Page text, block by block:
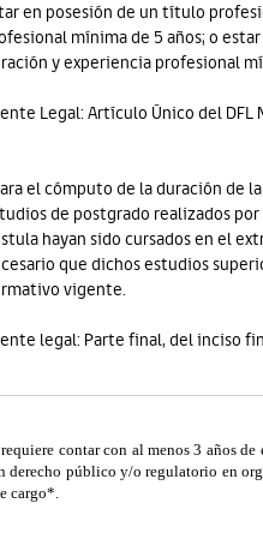
en posesión de un título
mínima de 5 años; o
y experiencia profesional
Legal: Artículo Único del
el cómputo de la duración de
de postgrado realizados
hayan sido cursados en el
que dichos estudios
vigente.
legal: Parte final, del inciso
requiere contar con al menos 3 años
derecho público y/o regulatorio en
cargo*.